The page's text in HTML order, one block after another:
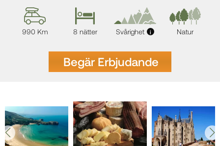
990 Km 8 nätter Svårighet i Natur
Begär Erbjudande